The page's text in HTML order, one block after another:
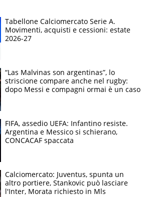
Tabellone Calciomercato Serie A.
Movimenti, acquisti e cessioni: estate
2026-27
“Las Malvinas son argentinas”, lo
striscione compare anche nel rugby:
dopo Messi e compagni ormai è un caso
FIFA, assedio UEFA: Infantino resiste.
Argentina e Messico si schierano,
CONCACAF spaccata
Calciomercato: Juventus, spunta un
altro portiere, Stankovic può lasciare
l'Inter, Morata richiesto in Mls